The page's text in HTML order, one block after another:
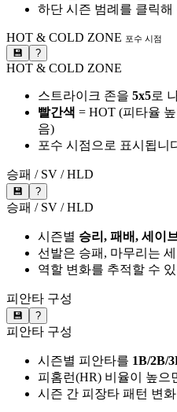
하단 시즌 범례를 클릭
HOT & COLD ZONE 포수 시점
💾 ?
HOT & COLD ZONE
스트라이크 존을 5x5로
빨간색 = HOT (피타율
음)
포수 시점으로 표시됩니
승패 / SV / HLD
💾 ?
승패 / SV / HLD
시즌별 승리, 패배, 세이
선발은 승패, 마무리는
역할 변화를 추적할 수
피안타 구성
💾 ?
피안타 구성
시즌별 피안타를 1B/2B/
피홈런(HR) 비율이 높으
시즌 간 피장타 패턴 변